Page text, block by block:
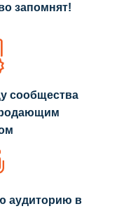
запомнят!
сообщества
аудиторию в